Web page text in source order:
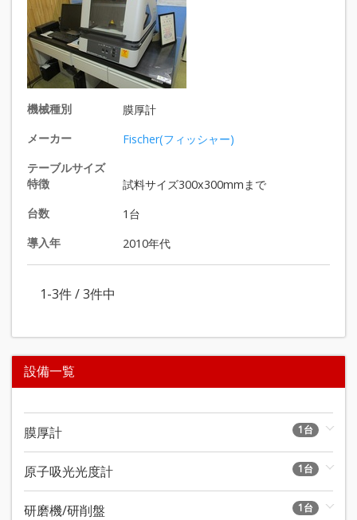
機械種別
膜厚計
メーカー
Fischer(フィッシャー)
テーブルサイズ
特徴
試料サイズ300x300mmまで
台数
1台
導入年
2010年代
1-3件 /3件中
設備一覧
1台
膜厚計
1台
原子吸光光度計
1台
研磨機/研削盤